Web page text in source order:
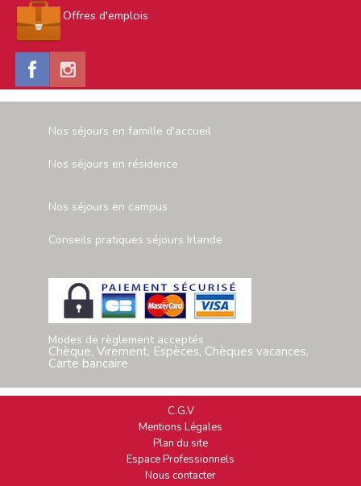
Offres d'emplois
Nos séjours en famille d'accueil
Nos séjours en résidence
Nos séjours en campus
Conseils pratiques séjours Irlande
Modes de règlement acceptés
Chèque, Virement, Espèces, Chèques vacances,
Carte bancaire
C.G.V
Mentions Légales
Plan du site
Espace Professionnels
Nous contacter